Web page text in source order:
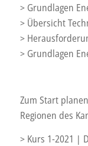
> Grundlagen
> Übersicht
>
> Grundlagen
Zum Start
Regionen des
> Kurs 1-2021 |